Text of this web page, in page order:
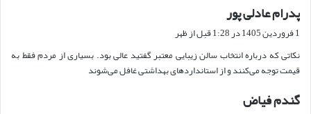
پدرام عادلی پور
ف
:
1 فروردین 1405 در 1:28 قبل از ظهر
نکاتی که درباره انتخاب سالن زیبایی معتبر گفتید عالی بود. بسیاری از مردم فقط به
قیمت توجه می‌کنند و از استانداردهای بهداشتی غافل می‌شوند
گندم فیاض